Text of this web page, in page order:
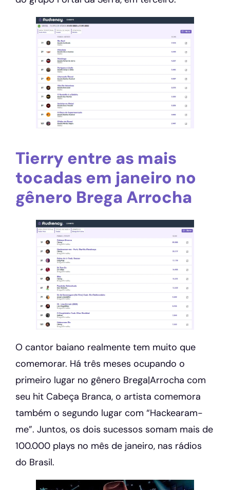
Tierry entre as mais
tocadas em janeiro no
gênero Brega Arrocha
O cantor baiano realmente tem muito que
comemorar. Há três meses ocupando o
primeiro lugar no gênero Brega|Arrocha com
seu hit Cabeça Branca, o artista comemora
também o segundo lugar com “Hackearam-
me”. Juntos, os dois sucessos somam mais de
100.000 plays no mês de janeiro, nas rádios
do Brasil.